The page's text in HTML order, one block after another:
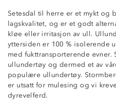
Setesdal til herre er et mykt og
lagskvalitet, og er et godt
kløe eller irritasjon av ull.
yttersiden er 100 % isolerende
med fukttransporterende evner.
ullundertøy og dermed et av
populære ullundertøy.
er utsatt for mulesing og vi
dyrevelferd.
Varmt 2-lags ullundertøy
100% merinoull som
Fukttransporterende
Hurtigtørkende